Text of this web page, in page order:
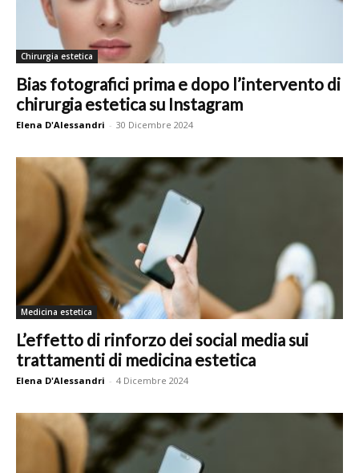
Chirurgia estetica
Bias fotografici prima e dopo l’intervento di
chirurgia estetica su Instagram
Elena D'Alessandri - 30 Dicembre 2024
Medicina estetica
L’effetto di rinforzo dei social media sui
trattamenti di medicina estetica
Elena D'Alessandri - 4 Dicembre 2024